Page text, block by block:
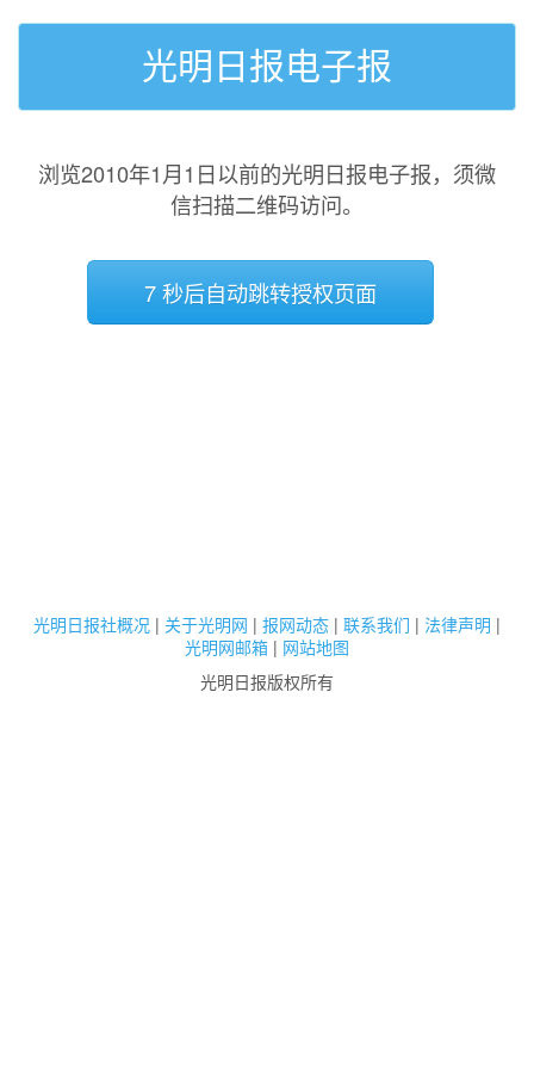
光明日报电子报
浏览2010年1月1日以前的光明日报电子报，须微
信扫描二维码访问。
7 秒后自动跳转授权页面
光明日报社概况 | 关于光明网 | 报网动态 | 联系我们 | 法律声明 |
光明网邮箱 | 网站地图
光明日报版权所有